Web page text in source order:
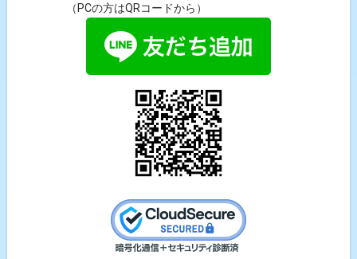
（PCの方はQRコードから）